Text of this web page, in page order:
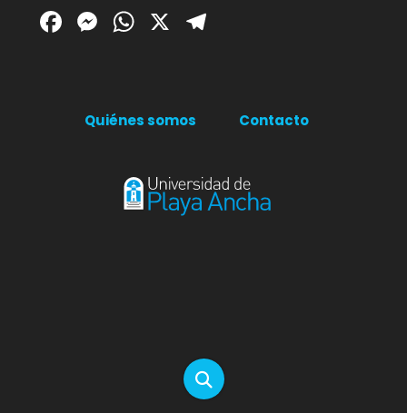
Facebook
Messenger
WhatsApp
X
Quiénes somos Contacto